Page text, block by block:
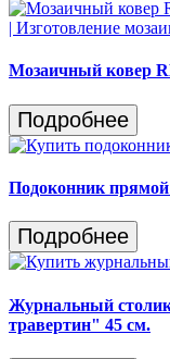
Мозаичный ковер
Подробнее
Подоконник
Подробнее
Журнальный
травертин" 45 см.